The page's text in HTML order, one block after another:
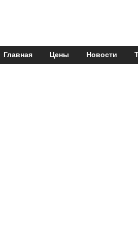
Главная Цены Новости